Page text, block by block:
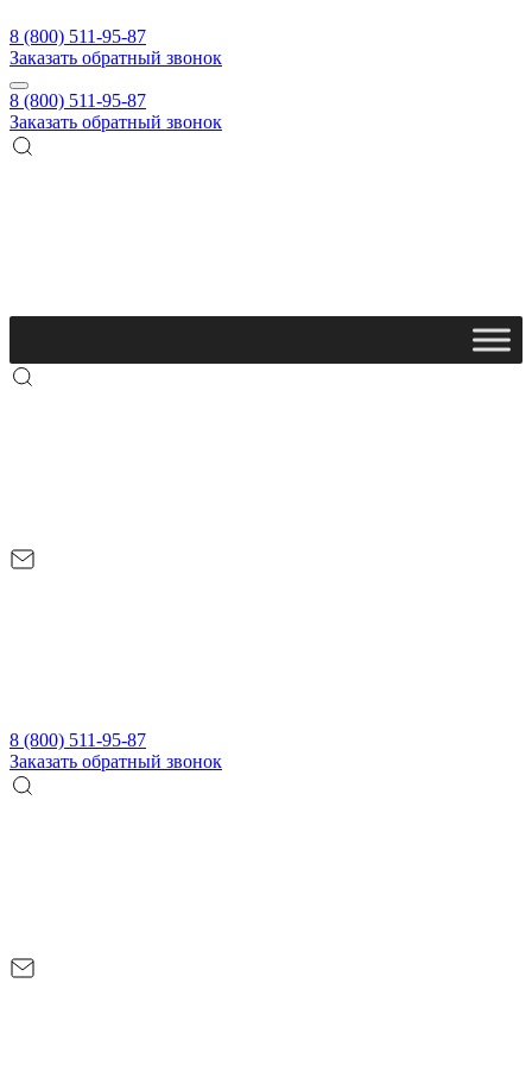
8 (800) 511-95-87
Заказать обратный звонок
8 (800) 511-95-87
Заказать обратный звонок
8 (800) 511-95-87
Заказать обратный звонок